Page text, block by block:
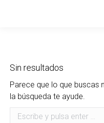
Sin resultados
Parece que lo que buscas
la búsqueda te ayude.
Buscar: